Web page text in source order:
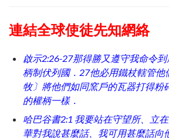
連結全球使徒先知網絡
啟示2:26-27那得勝又遵守我命令
柄制伏列國．27他必用鐵杖轄管他
牧〕將他們如同窯戶的瓦器打得粉
的權柄一樣．
哈巴谷書2:1 我要站在守望所、立
華對我說甚麼話、我可用甚麼話向